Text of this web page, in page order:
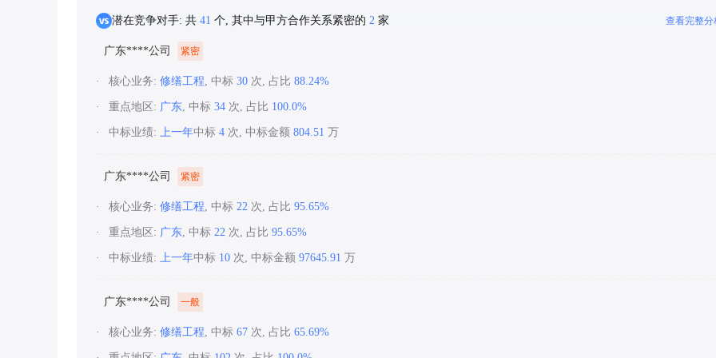
潜在竞争对手: 共 41 个, 其中与甲方合作关系紧密的 2 家 查看完整分
广东****公司 紧密
核心业务: 修缮工程, 中标 30 次, 占比 88.24%
重点地区: 广东, 中标 34 次, 占比 100.0%
中标业绩: 上一年中标 4 次, 中标金额 804.51 万
广东****公司 紧密
核心业务: 修缮工程, 中标 22 次, 占比 95.65%
重点地区: 广东, 中标 22 次, 占比 95.65%
中标业绩: 上一年中标 10 次, 中标金额 97645.91 万
广东****公司 一般
核心业务: 修缮工程, 中标 67 次, 占比 65.69%